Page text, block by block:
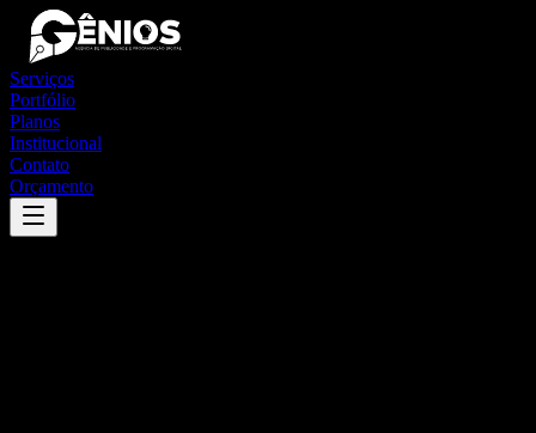
Serviços
Portfólio
Planos
Institucional
Contato
Orçamento